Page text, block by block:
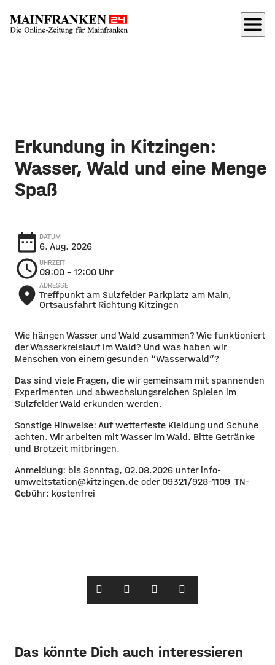
menu
Erkundung in Kitzingen:
Wasser, Wald und eine Menge
Spaß
date_range DATUM
6. Aug. 2026
schedule UHRZEIT
09:00 – 12:00 Uhr
place ADRESSE
Treffpunkt am Sulzfelder Parkplatz am Main,
Ortsausfahrt Richtung Kitzingen
Wie hängen Wasser und Wald zusammen? Wie funktioniert
der Wasserkreislauf im Wald? Und was haben wir
Menschen von einem gesunden “Wasserwald”?
Das sind viele Fragen, die wir gemeinsam mit spannenden
Experimenten und abwechslungsreichen Spielen im
Sulzfelder Wald erkunden werden.
Sonstige Hinweise: Auf wetterfeste Kleidung und Schuhe
achten. Wir arbeiten mit Wasser im Wald. Bitte Getränke
und Brotzeit mitbringen.
Anmeldung: bis Sonntag, 02.08.2026 unter info-
umweltstation@kitzingen.de oder 09321/928-1109 TN-
Gebühr: kostenfrei
Das könnte Dich auch interessieren